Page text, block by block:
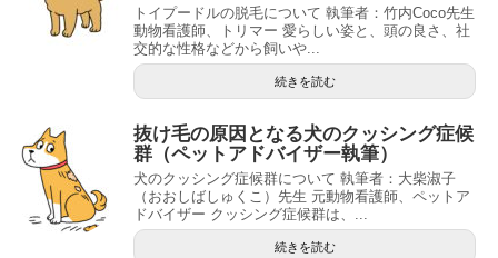
トイプードルの脱毛について 執筆者：竹内Coco先生
動物看護師、トリマー 愛らしい姿と、頭の良さ、社
交的な性格などから飼いや...
続きを読む
抜け毛の原因となる犬のクッシング症候
群（ペットアドバイザー執筆）
犬のクッシング症候群について 執筆者：大柴淑子
（おおしばしゅくこ）先生 元動物看護師、ペットア
ドバイザー クッシング症候群は、...
続きを読む